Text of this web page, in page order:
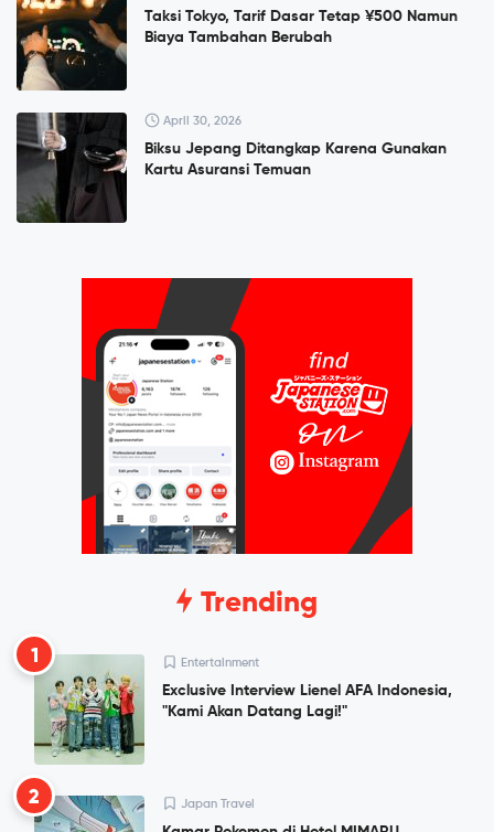
Taksi Tokyo, Tarif Dasar Tetap ¥500 Namun
Biaya Tambahan Berubah
April 30, 2026
Biksu Jepang Ditangkap Karena Gunakan
Kartu Asuransi Temuan
Trending
1 Entertainment
Exclusive Interview Lienel AFA Indonesia,
"Kami Akan Datang Lagi!"
2 Japan Travel